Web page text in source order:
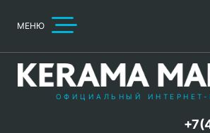
МЕНЮ
ОФИЦИАЛЬНЫЙ ИНТЕРНЕТ-